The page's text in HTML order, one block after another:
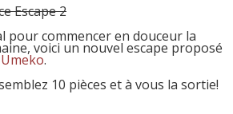
Escape 2
pour commencer en douceur la
voici un nouvel escape proposé
Umeko.
10 pièces et à vous la sortie!